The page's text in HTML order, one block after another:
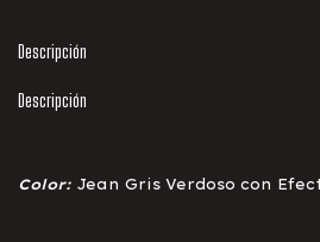
Descripción
Descripción
Color: Jean Gris Verdoso con